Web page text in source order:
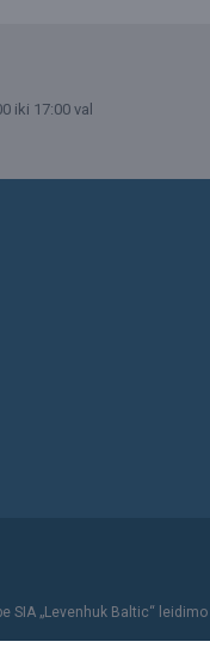
iki 17:00 val
SIA „Levenhuk Baltic“